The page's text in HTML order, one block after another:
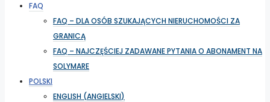
FAQ
FAQ – DLA OSÓB SZUKAJĄCYCH NIERUCHOMOŚCI ZA
GRANICĄ
FAQ – NAJCZĘŚCIEJ ZADAWANE PYTANIA O ABONAMENT NA
SOLYMARE
POLSKI
ENGLISH (ANGIELSKI)